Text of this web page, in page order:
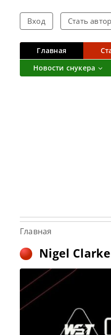
Вход Стать
Главная
Новости снукера
Главная
Nigel Clarke